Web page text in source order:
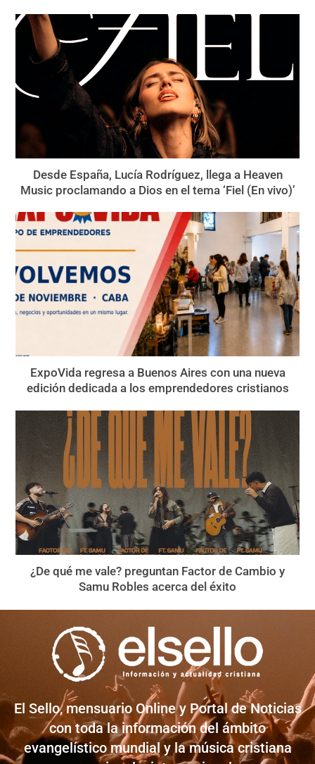
Desde España, Lucía Rodríguez, llega a Heaven
Music proclamando a Dios en el tema ‘Fiel (En vivo)’
ExpoVida regresa a Buenos Aires con una nueva
edición dedicada a los emprendedores cristianos
¿De qué me vale? preguntan Factor de Cambio y
Samu Robles acerca del éxito
El Sello, mensuario Online y Portal de Noticias
con toda la información del ámbito
evangelístico mundial y la música cristiana